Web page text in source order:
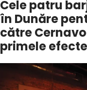
Cele patru
în Dunăre
către
primele